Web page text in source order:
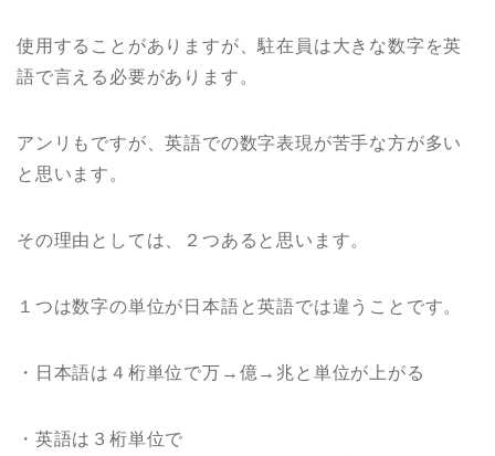
使用することがありますが、駐在員は大きな数字を英
語で言える必要があります。
アンリもですが、英語での数字表現が苦手な方が多い
と思います。
その理由としては、２つあると思います。
１つは数字の単位が日本語と英語では違うことです。
・日本語は４桁単位で万→億→兆と単位が上がる
・英語は３桁単位で